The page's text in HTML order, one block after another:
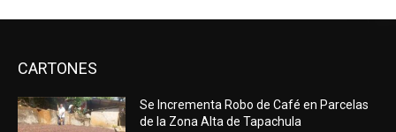
CARTONES
Se Incrementa Robo de Café en Parcelas
de la Zona Alta de Tapachula